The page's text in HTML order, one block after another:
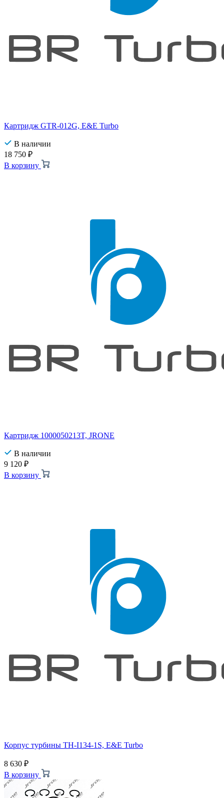
Картридж GTR-012G, E&E Turbo
В наличии
18 750 ₽
В корзину
Картридж 1000050213T, JRONE
В наличии
9 120 ₽
В корзину
Корпус турбины TH-I134-1S, E&E Turbo
8 630 ₽
В корзину